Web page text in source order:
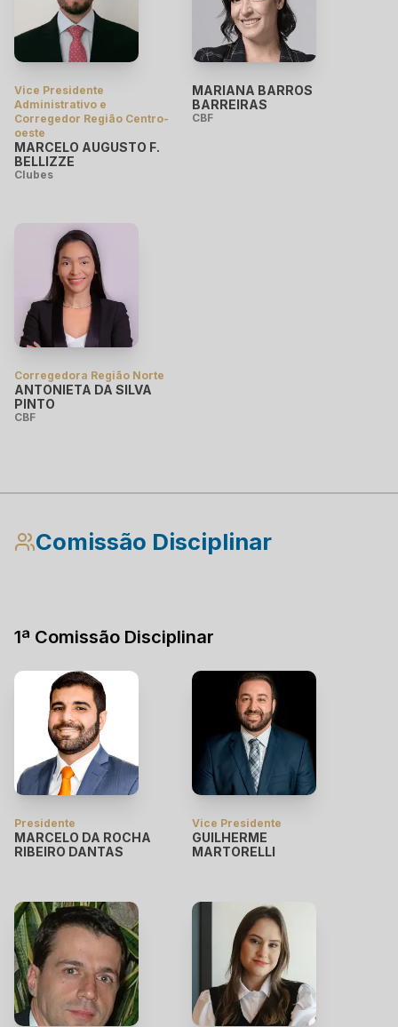
Vice Presidente
Administrativo e
Corregedor Região Centro-
oeste
MARCELO AUGUSTO F.
BELLIZZE
Clubes
MARIANA BARROS
BARREIRAS
CBF
Corregedora Região Norte
ANTONIETA DA SILVA
PINTO
CBF
Comissão Disciplinar
1ª Comissão Disciplinar
Presidente
MARCELO DA ROCHA
RIBEIRO DANTAS
Vice Presidente
GUILHERME
MARTORELLI